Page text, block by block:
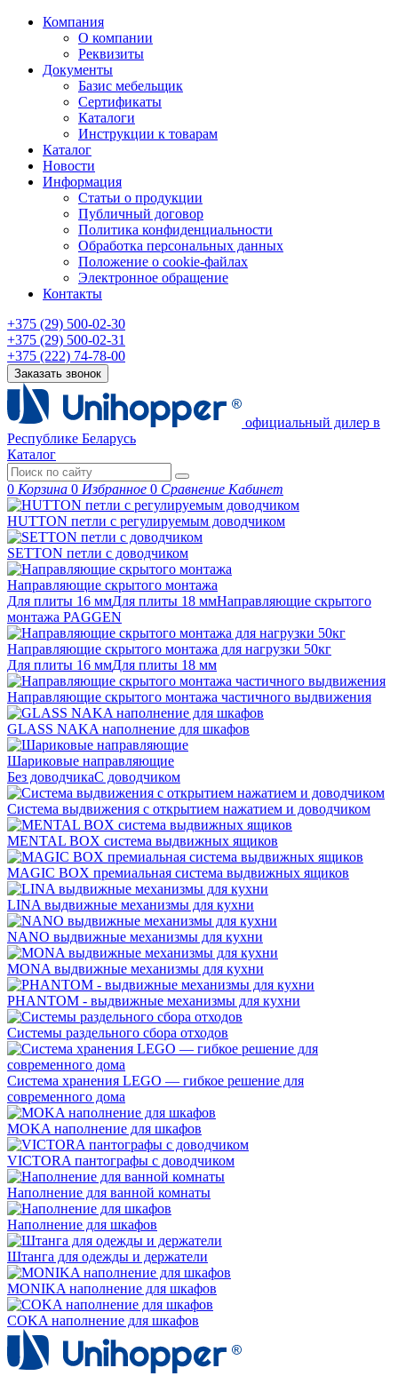
Компания
О компании
Реквизиты
Документы
Базис мебельщик
Сертификаты
Каталоги
Инструкции к товарам
Каталог
Новости
Информация
Статьи о продукции
Публичный договор
Политика конфиденциальности
Обработка персональных данных
Положение о cookie-файлах
Электронное обращение
Контакты
+375 (29) 500-02-30
+375 (29) 500-02-31
+375 (222) 74-78-00
Заказать звонок
официальный дилер в
Республике Беларусь
Каталог
0 Корзина 0 Избранное 0 Сравнение Кабинет
HUTTON петли с регулируемым доводчиком
SETTON петли с доводчиком
Направляющие скрытого монтажа
Для плиты 16 ммДля плиты 18 ммНаправляющие скрытого
монтажа PAGGEN
Направляющие скрытого монтажа для нагрузки 50кг
Для плиты 16 ммДля плиты 18 мм
Направляющие скрытого монтажа частичного выдвижения
GLASS NAKA наполнение для шкафов
Шариковые направляющие
Без доводчикаС доводчиком
Система выдвижения с открытием нажатием и доводчиком
MENTAL BOX система выдвижных ящиков
MAGIC BOX премиальная система выдвижных ящиков
LINA выдвижные механизмы для кухни
NANO выдвижные механизмы для кухни
MONA выдвижные механизмы для кухни
PHANTOM - выдвижные механизмы для кухни
Системы раздельного сбора отходов
Система хранения LEGO — гибкое решение для
современного дома
MOKA наполнение для шкафов
VICTORA пантографы с доводчиком
Наполнение для ванной комнаты
Наполнение для шкафов
Штанга для одежды и держатели
MONIKA наполнение для шкафов
COKA наполнение для шкафов